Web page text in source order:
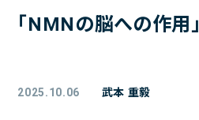
お問い合わせ
クリニックからのお知らせ
「NMNの脳への作用」
2025.10.06 武本 重毅